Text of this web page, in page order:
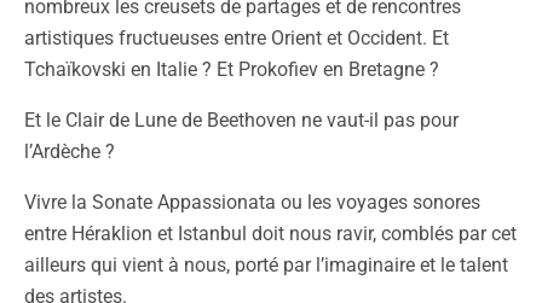
nombreux les creusets de partages et de rencontres
artistiques fructueuses entre Orient et Occident. Et
Tchaïkovski en Italie ? Et Prokofiev en Bretagne ?
Et le Clair de Lune de Beethoven ne vaut-il pas pour
l’Ardèche ?
Vivre la Sonate Appassionata ou les voyages sonores
entre Héraklion et Istanbul doit nous ravir, comblés par cet
ailleurs qui vient à nous, porté par l’imaginaire et le talent
des artistes.